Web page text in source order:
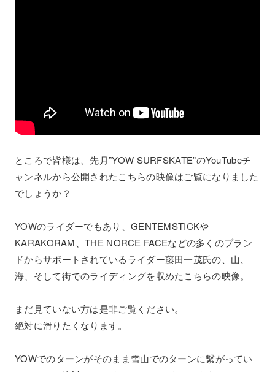
ところで皆様は、先月”YOW SURFSKATE”のYouTubeチ
ャンネルから公開されたこちらの映像はご覧になりました
でしょうか？
YOWのライダーでもあり、GENTEMSTICKや
KARAKORAM、THE NORCE FACEなどの多くのブラン
ドからサポートされているライダー藤田一茂氏の、山、
海、そして街でのライディングを収めたこちらの映像。
まだ見ていない方は是非ご覧ください。
絶対に滑りたくなります。
YOWでのターンがそのまま雪山でのターンに繋がってい